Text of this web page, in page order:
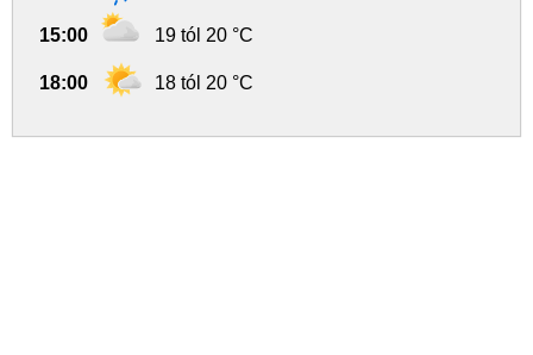
15:00 19 tól 20 °C
18:00 18 tól 20 °C